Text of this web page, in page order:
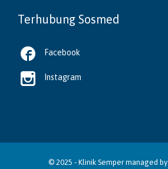
Terhubung Sosmed
 Facebook
 Instagram
© 2025 - Klinik Sempermanaged by